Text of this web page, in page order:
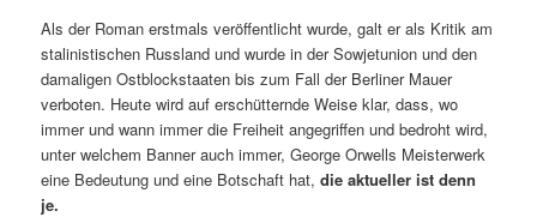
Als der Roman erstmals veröffentlicht wurde, galt er als Kritik am
stalinistischen Russland und wurde in der Sowjetunion und den
damaligen Ostblockstaaten bis zum Fall der Berliner Mauer
verboten. Heute wird auf erschütternde Weise klar, dass, wo
immer und wann immer die Freiheit angegriffen und bedroht wird,
unter welchem Banner auch immer, George Orwells Meisterwerk
eine Bedeutung und eine Botschaft hat,die aktueller ist denn
je.